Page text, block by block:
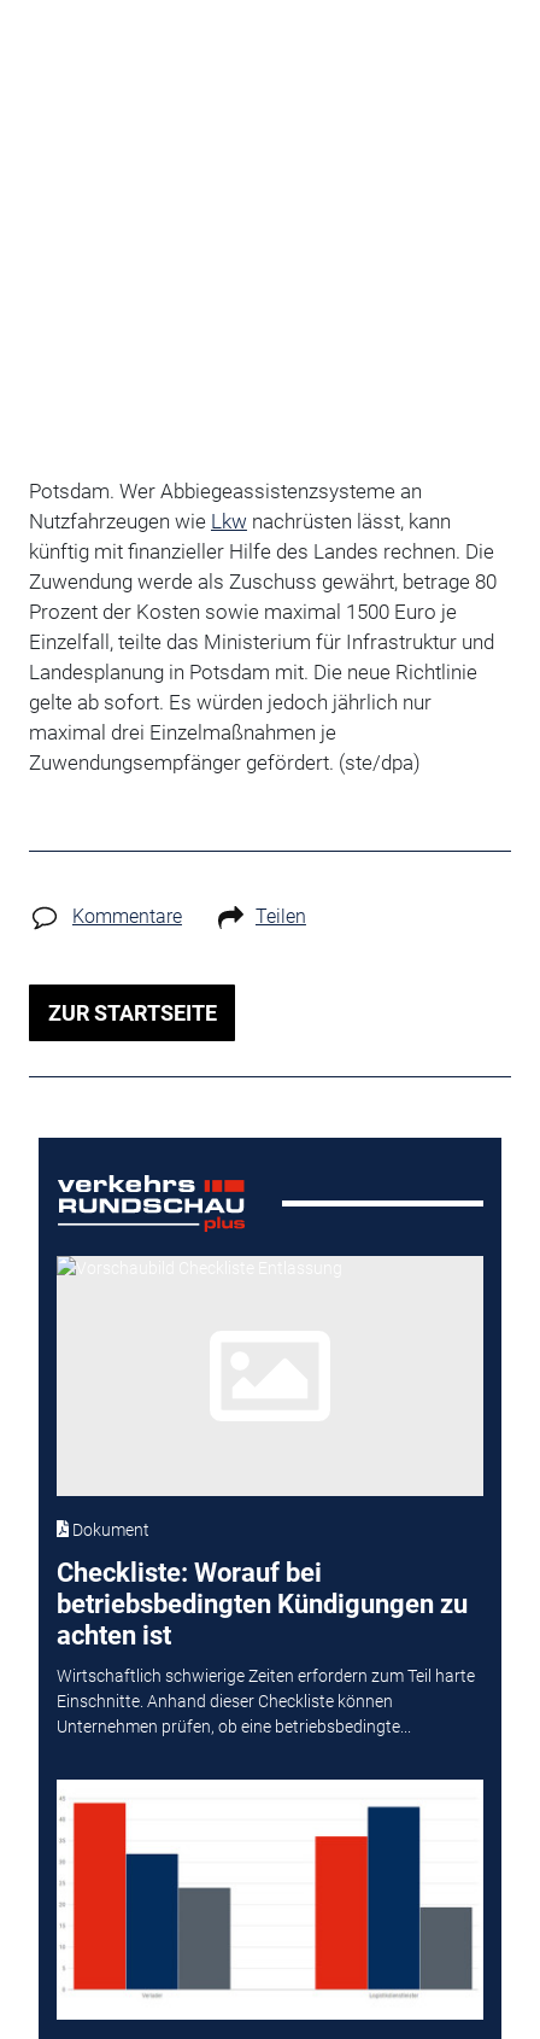
Potsdam. Wer Abbiegeassistenzsysteme an
Nutzfahrzeugen wie Lkw nachrüsten lässt, kann
künftig mit finanzieller Hilfe des Landes rechnen. Die
Zuwendung werde als Zuschuss gewährt, betrage 80
Prozent der Kosten sowie maximal 1500 Euro je
Einzelfall, teilte das Ministerium für Infrastruktur und
Landesplanung in Potsdam mit. Die neue Richtlinie
gelte ab sofort. Es würden jedoch jährlich nur
maximal drei Einzelmaßnahmen je
Zuwendungsempfänger gefördert. (ste/dpa)
Kommentare Teilen
ZUR STARTSEITE
Dokument
Checkliste: Worauf bei
betriebsbedingten Kündigungen zu
achten ist
Wirtschaftlich schwierige Zeiten erfordern zum Teil harte
Einschnitte. Anhand dieser Checkliste können
Unternehmen prüfen, ob eine betriebsbedingte...